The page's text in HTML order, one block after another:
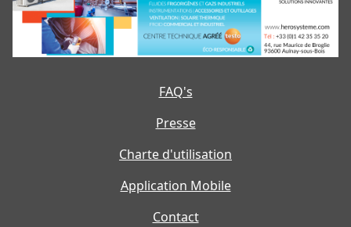
FAQ's
Presse
Charte d'utilisation
Application Mobile
Contact